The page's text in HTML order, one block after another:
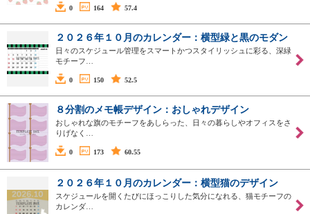
0 164 57.4
２０２６年１０月のカレンダー：横型緑と黒のモダン
日々のスケジュール管理をスマートかつスタイリッシュに彩る、深緑
モチーフ…
0 150 52.5
８分割のメモ帳デザイン：おしゃれデザイン
おしゃれな旗のモチーフをあしらった、日々の暮らしやオフィスをさ
りげなく…
0 173 60.55
２０２６年１０月のカレンダー：横型猫のデザイン
スケジュールを開くたびにほっこりした気分になれる、猫モチーフの
カレンダ…